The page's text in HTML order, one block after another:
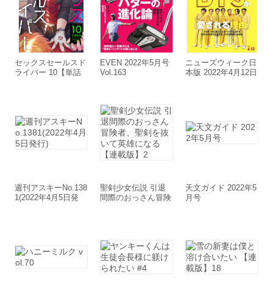
セックスセールスド
ライバー 10【単話
EVEN 2022年5月号
Vol.163
ニューズウィーク日
本版 2022年4月12日
週刊アスキーNo.138
1(2022年4月5日発
聖剣少女伝説 引退
間際のおっさん冒険
天文ガイド 2022年5
月号